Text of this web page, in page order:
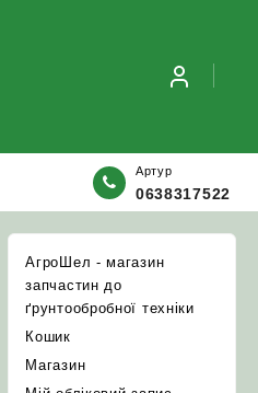
Артур
0638317522
АгроШел - магазин
запчастин до
ґрунтообробної техніки
Кошик
Магазин